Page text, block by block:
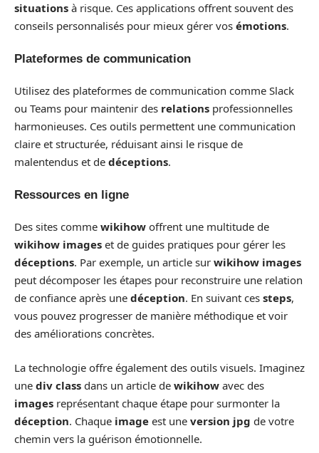
situations à risque. Ces applications offrent souvent des
conseils personnalisés pour mieux gérer vos émotions.
Plateformes de communication
Utilisez des plateformes de communication comme Slack
ou Teams pour maintenir des relations professionnelles
harmonieuses. Ces outils permettent une communication
claire et structurée, réduisant ainsi le risque de
malentendus et de déceptions.
Ressources en ligne
Des sites comme wikihow offrent une multitude de
wikihow images et de guides pratiques pour gérer les
déceptions. Par exemple, un article sur wikihow images
peut décomposer les étapes pour reconstruire une relation
de confiance après une déception. En suivant ces steps,
vous pouvez progresser de manière méthodique et voir
des améliorations concrètes.
La technologie offre également des outils visuels. Imaginez
une div class dans un article de wikihow avec des
images représentant chaque étape pour surmonter la
déception. Chaque image est une version jpg de votre
chemin vers la guérison émotionnelle.